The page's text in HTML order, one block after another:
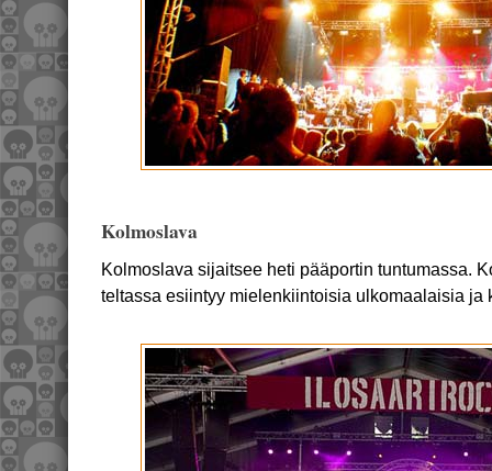
Kolmoslava
Kolmoslava sijaitsee heti pääportin tuntumassa.
teltassa esiintyy mielenkiintoisia ulkomaalaisia ja